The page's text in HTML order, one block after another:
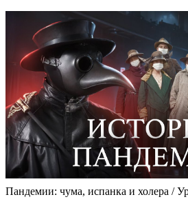
Пандемии: чума, испанка и холера /